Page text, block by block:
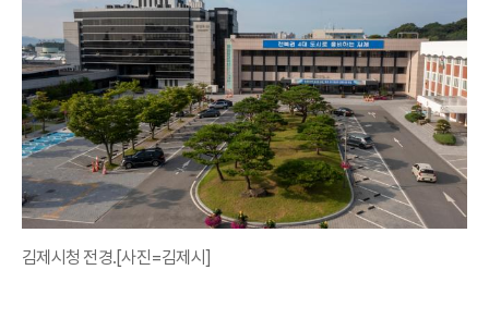
김제시청 전경.[사진=김제시]